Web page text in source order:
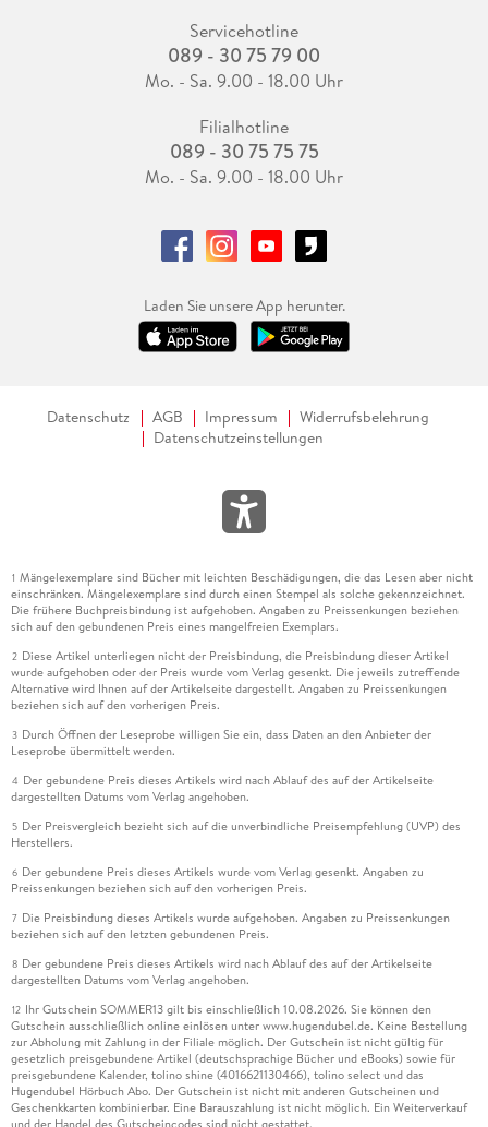
Servicehotline
089 - 30 75 79 00
Mo. - Sa. 9.00 - 18.00 Uhr
Filialhotline
089 - 30 75 75 75
Mo. - Sa. 9.00 - 18.00 Uhr
Laden Sie unsere App herunter.
Datenschutz AGB Impressum
Widerrufsbelehrung
Datenschutzeinstellungen
1 Mängelexemplare sind Bücher mit leichten Beschädigungen, die das Lesen aber nicht
einschränken. Mängelexemplare sind durch einen Stempel als solche gekennzeichnet.
Die frühere Buchpreisbindung ist aufgehoben. Angaben zu Preissenkungen beziehen
sich auf den gebundenen Preis eines mangelfreien Exemplars.
2 Diese Artikel unterliegen nicht der Preisbindung, die Preisbindung dieser Artikel
wurde aufgehoben oder der Preis wurde vom Verlag gesenkt. Die jeweils zutreffende
Alternative wird Ihnen auf der Artikelseite dargestellt. Angaben zu Preissenkungen
beziehen sich auf den vorherigen Preis.
3 Durch Öffnen der Leseprobe willigen Sie ein, dass Daten an den Anbieter der
Leseprobe übermittelt werden.
4 Der gebundene Preis dieses Artikels wird nach Ablauf des auf der Artikelseite
dargestellten Datums vom Verlag angehoben.
5 Der Preisvergleich bezieht sich auf die unverbindliche Preisempfehlung (UVP) des
Herstellers.
6 Der gebundene Preis dieses Artikels wurde vom Verlag gesenkt. Angaben zu
Preissenkungen beziehen sich auf den vorherigen Preis.
7 Die Preisbindung dieses Artikels wurde aufgehoben. Angaben zu Preissenkungen
beziehen sich auf den letzten gebundenen Preis.
8 Der gebundene Preis dieses Artikels wird nach Ablauf des auf der Artikelseite
dargestellten Datums vom Verlag angehoben.
12 Ihr Gutschein SOMMER13 gilt bis einschließlich 10.08.2026. Sie können den
Gutschein ausschließlich online einlösen unter www.hugendubel.de. Keine Bestellung
zur Abholung mit Zahlung in der Filiale möglich. Der Gutschein ist nicht gültig für
gesetzlich preisgebundene Artikel (deutschsprachige Bücher und eBooks) sowie für
preisgebundene Kalender, tolino shine (4016621130466), tolino select und das
Hugendubel Hörbuch Abo. Der Gutschein ist nicht mit anderen Gutscheinen und
Geschenkkarten kombinierbar. Eine Barauszahlung ist nicht möglich. Ein Weiterverkauf
und der Handel des Gutscheincodes sind nicht gestattet.